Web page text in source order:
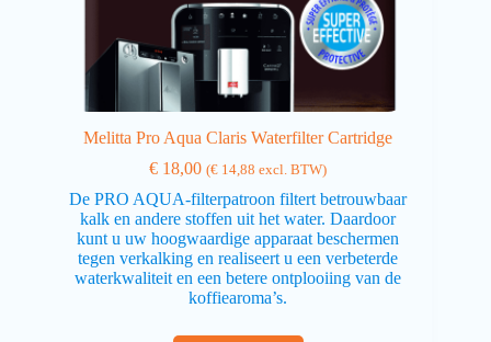
Melitta Pro Aqua Claris Waterfilter Cartridge
€ 18,00 (€ 14,88 excl. BTW)
De PRO AQUA-filterpatroon filtert betrouwbaar
kalk en andere stoffen uit het water. Daardoor
kunt u uw hoogwaardige apparaat beschermen
tegen verkalking en realiseert u een verbeterde
waterkwaliteit en een betere ontplooiing van de
koffiearoma’s.